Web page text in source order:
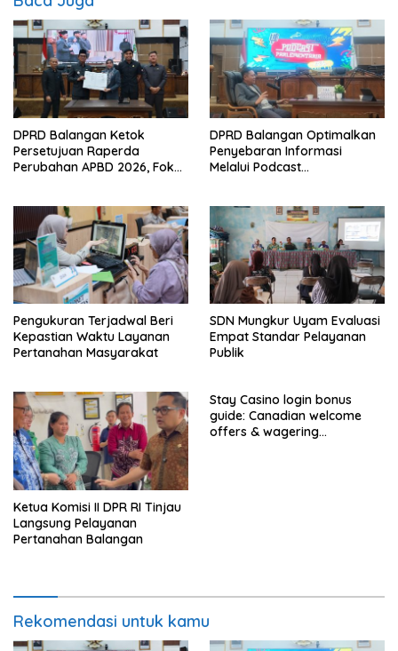
DPRD Balangan Ketok
Persetujuan Raperda
Perubahan APBD 2026, Fokus
DPRD Balangan Optimalkan
Penyebaran Informasi
Melalui Podcast
Pengukuran Terjadwal Beri
Kepastian Waktu Layanan
Pertanahan Masyarakat
SDN Mungkur Uyam Evaluasi
Empat Standar Pelayanan
Publik
Ketua Komisi II DPR RI Tinjau
Langsung Pelayanan
Pertanahan Balangan
Stay Casino login bonus
guide: Canadian welcome
offers & wagering
Rekomendasi untuk kamu